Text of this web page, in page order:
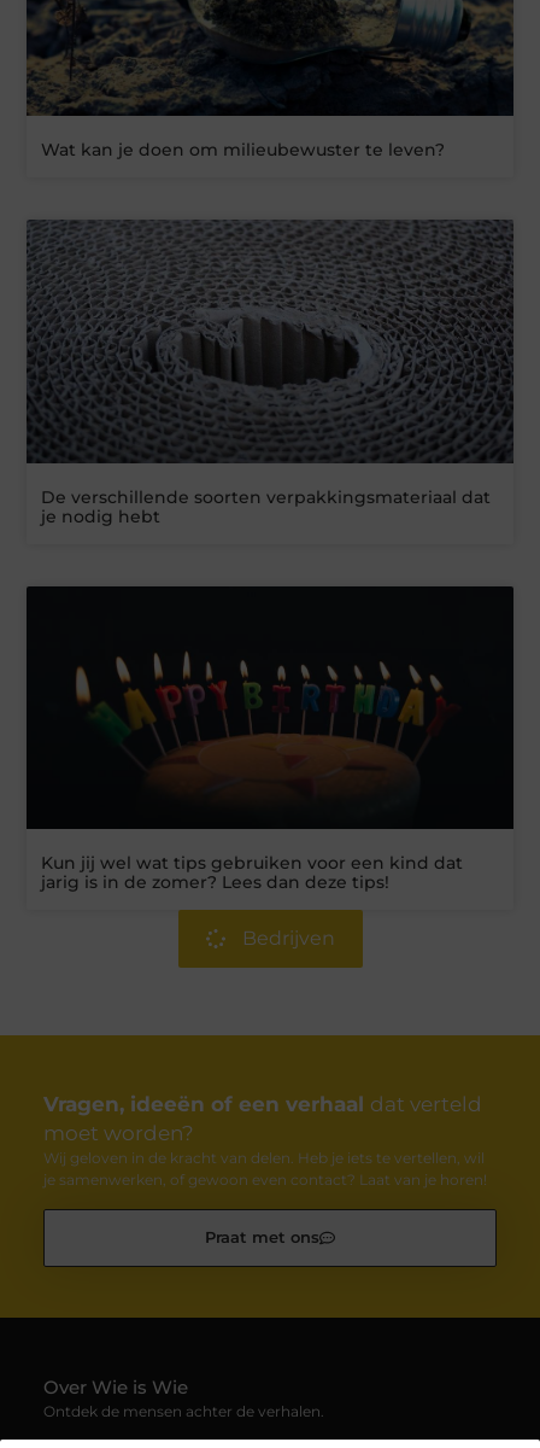
Wat kan je doen om milieubewuster te leven?
De verschillende soorten verpakkingsmateriaal dat
je nodig hebt
Kun jij wel wat tips gebruiken voor een kind dat
jarig is in de zomer? Lees dan deze tips!
Bedrijven
Vragen, ideeën of een verhaal dat verteld
moet worden?
Wij geloven in de kracht van delen. Heb je iets te vertellen, wil
je samenwerken, of gewoon even contact? Laat van je horen!
Praat met ons
Over Wie is Wie
Ontdek de mensen achter de verhalen.